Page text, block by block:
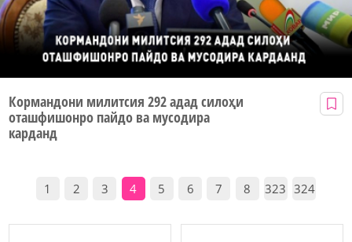
Кормандони милитсия 292 адад силоҳи
оташфишонро пайдо ва мусодира
карданд
1 2 3 4 5 6 7 8 323 324